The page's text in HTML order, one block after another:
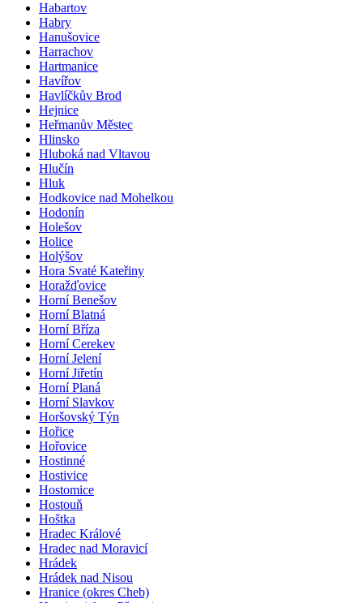
Habartov
Habry
Hanušovice
Harrachov
Hartmanice
Havířov
Havlíčkův Brod
Hejnice
Heřmanův Městec
Hlinsko
Hluboká nad Vltavou
Hlučín
Hluk
Hodkovice nad Mohelkou
Hodonín
Holešov
Holice
Holýšov
Hora Svaté Kateřiny
Horažďovice
Horní Benešov
Horní Blatná
Horní Bříza
Horní Cerekev
Horní Jelení
Horní Jiřetín
Horní Planá
Horní Slavkov
Horšovský Týn
Hořice
Hořovice
Hostinné
Hostivice
Hostomice
Hostouň
Hoštka
Hradec Králové
Hradec nad Moravicí
Hrádek
Hrádek nad Nisou
Hranice (okres Cheb)